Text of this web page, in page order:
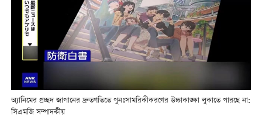
অ্যানিমের প্রচ্ছদ জাপানের দ্রুতগতিতে পুনঃসামরিকীকরণের উচ্চাকাঙ্ক্ষা লুকাতে পারছে না:
সিএমজি সম্পাদকীয়